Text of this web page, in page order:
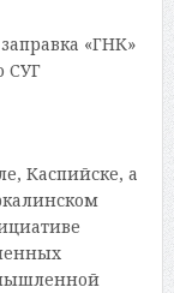
«ГНК»
СУГ
Каспийске, а